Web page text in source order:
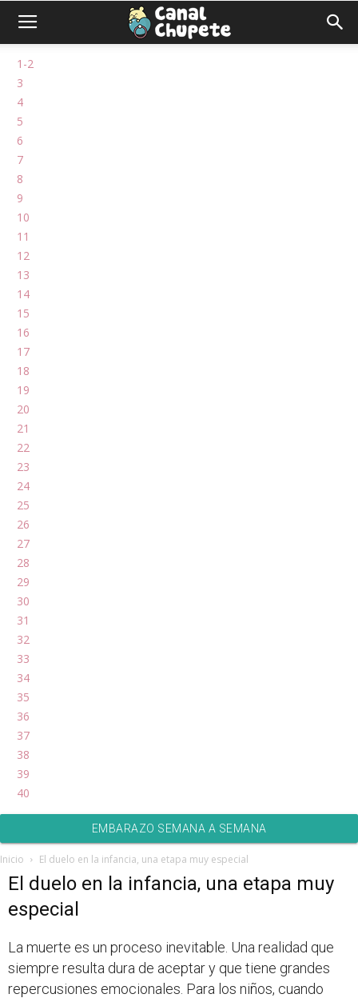
1-2
3
4
5
6
7
8
9
10
11
12
13
14
15
16
17
18
19
20
21
22
23
24
25
26
27
28
29
30
31
32
33
34
35
36
37
38
39
40
EMBARAZO SEMANA A SEMANA
Inicio El duelo en la infancia, una etapa muy especial
El duelo en la infancia, una etapa muy
especial
La muerte es un proceso inevitable. Una realidad que
siempre resulta dura de aceptar y que tiene grandes
repercusiones emocionales. Para los niños, cuando